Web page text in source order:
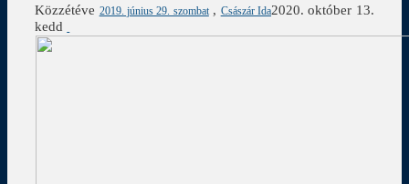
Közzétéve 2019. június 29. szombat , Császár Ida2020. október 13.
kedd